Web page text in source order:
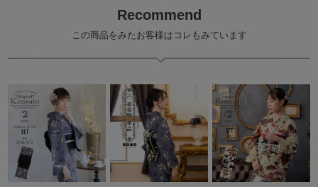
Recommend
この商品をみたお客様はコレもみています